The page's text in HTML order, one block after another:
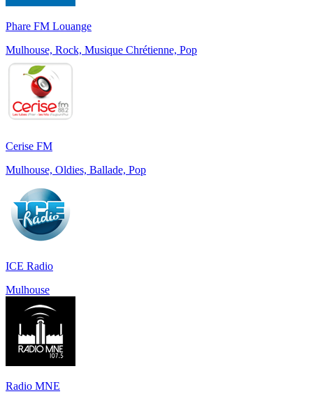
Phare FM Louange
Mulhouse, Rock, Musique Chrétienne, Pop
Cerise FM
Mulhouse, Oldies, Ballade, Pop
ICE Radio
Mulhouse
Radio MNE